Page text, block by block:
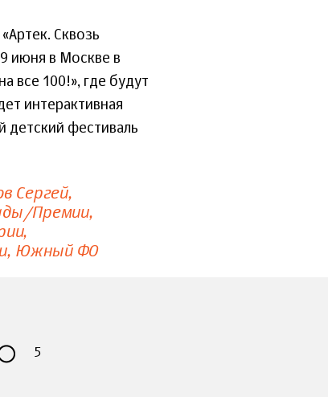
Сквозь
июня в Москве в
все 100!», где будут
интерактивная
фестиваль
Сергей
Премии
Южный ФО
5